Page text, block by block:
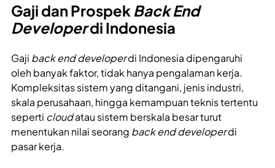
Gaji dan Prospek Back End
Developerdi Indonesia
Gaji back end developerdi Indonesia dipengaruhi
oleh banyak faktor, tidak hanya pengalaman kerja.
Kompleksitas sistem yang ditangani, jenis industri,
skala perusahaan, hingga kemampuan teknis tertentu
seperti cloudatau sistem berskala besar turut
menentukan nilai seorang back end developerdi
pasar kerja.